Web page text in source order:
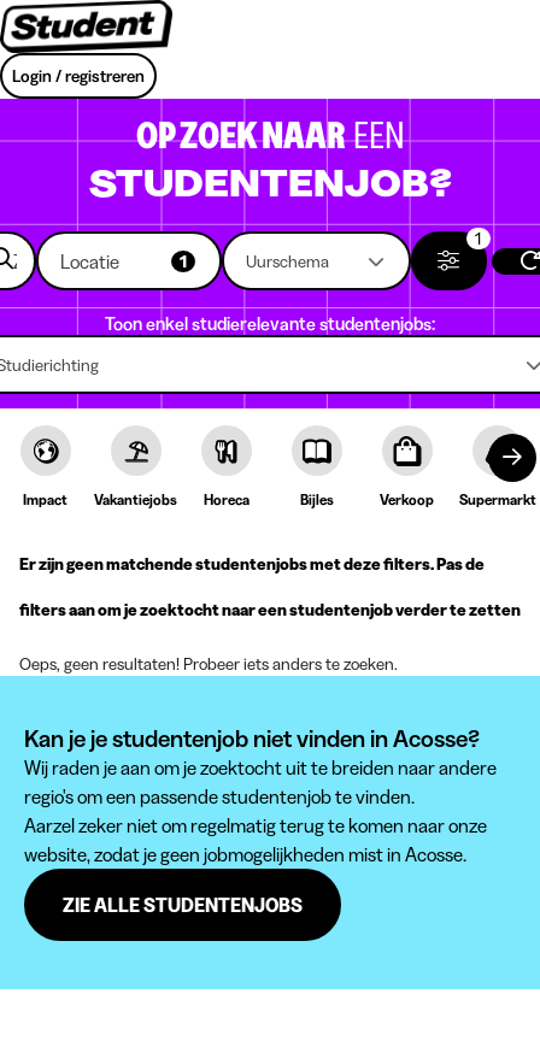
Login / registreren
OP ZOEK NAAREEN
STUDENTENJOB?
Locatie 1 Uurschema
1
Toon enkel studierelevante studentenjobs:
Impact Vakantiejobs Horeca Bijles Verkoop Supermarkt
Er zijn geen matchende studentenjobs met deze filters. Pas de
filters aan om je zoektocht naar een studentenjob verder te zetten
Oeps, geen resultaten! Probeer iets anders te zoeken.
Kan je je studentenjob niet vinden in Acosse?
Wij raden je aan om je zoektocht uit te breiden naar andere
regio's om een passende studentenjob te vinden.
Aarzel zeker niet om regelmatig terug te komen naar onze
website, zodat je geen jobmogelijkheden mist in Acosse.
ZIE ALLE STUDENTENJOBS